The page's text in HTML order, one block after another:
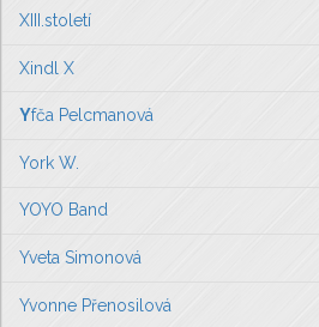
XIII.století
Xindl X
Yfča Pelcmanová
York W.
YOYO Band
Yveta Simonová
Yvonne Přenosilová